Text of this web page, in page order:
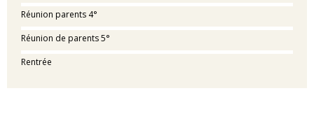
Réunion parents 4°
Réunion de parents 5°
Rentrée